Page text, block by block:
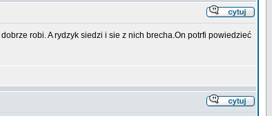
robi. A rydzyk siedzi i sie z nich brecha.On potrfi powiedzieć